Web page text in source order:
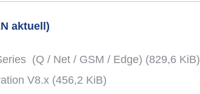
aktuell)
(Q / Net / GSM / Edge) (829,6 KiB)
V8.x (456,2 KiB)